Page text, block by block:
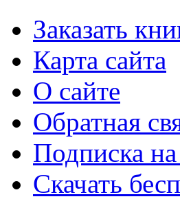
Заказать
Карта сайта
О сайте
Обратная
Подписка
Скачать